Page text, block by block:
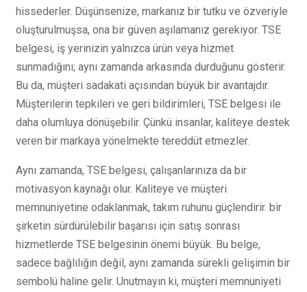
hissederler. Düşünsenize, markanız bir tutku ve özveriyle
oluşturulmuşsa, ona bir güven aşılamanız gerekiyor. TSE
belgesi, iş yerinizin yalnızca ürün veya hizmet
sunmadığını; aynı zamanda arkasında durduğunu gösterir.
Bu da, müşteri sadakati açısından büyük bir avantajdır.
Müşterilerin tepkileri ve geri bildirimleri, TSE belgesi ile
daha olumluya dönüşebilir. Çünkü insanlar, kaliteye destek
veren bir markaya yönelmekte tereddüt etmezler.
Aynı zamanda, TSE belgesi, çalışanlarınıza da bir
motivasyon kaynağı olur. Kaliteye ve müşteri
memnuniyetine odaklanmak, takım ruhunu güçlendirir. bir
şirketin sürdürülebilir başarısı için satış sonrası
hizmetlerde TSE belgesinin önemi büyük. Bu belge,
sadece bağlılığın değil, aynı zamanda sürekli gelişimin bir
sembolü haline gelir. Unutmayın ki, müşteri memnuniyeti